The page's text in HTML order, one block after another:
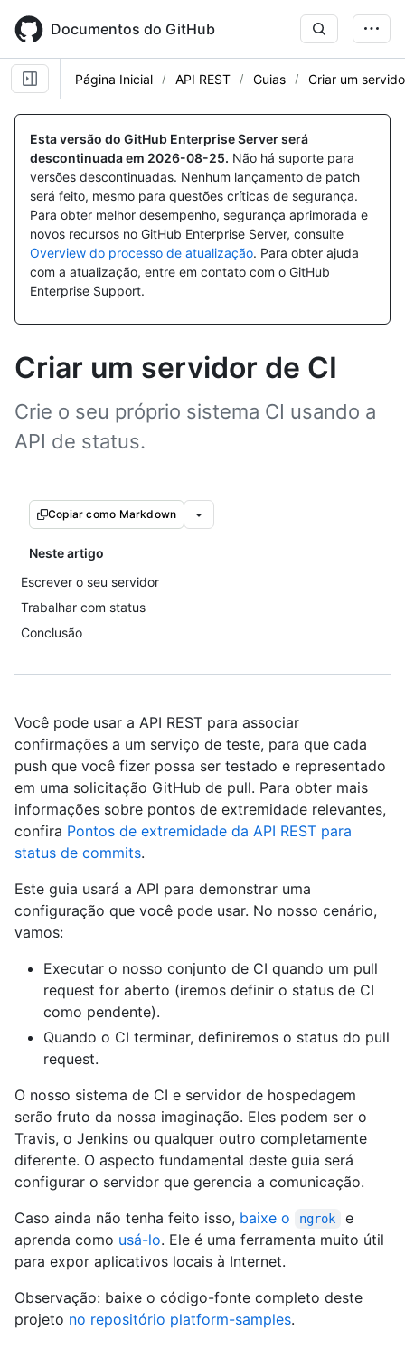
main
content
Documentos do GitHub
Página Inicial API REST Guias Criar um
Esta versão do GitHub Enterprise Server será
descontinuada em 2026-08-25. Não há suporte para
versões descontinuadas. Nenhum lançamento de patch
será feito, mesmo para questões críticas de segurança.
Para obter melhor desempenho, segurança aprimorada e
novos recursos no GitHub Enterprise Server, consulte
Overview do processo de atualização. Para obter ajuda
com a atualização, entre em contato com o GitHub
Enterprise Support.
Criar um servidor de CI
Crie o seu próprio sistema CI usando a
API de status.
Copiar como Markdown
Neste artigo
Escrever o seu servidor
Trabalhar com status
Conclusão
Você pode usar a API REST para associar
confirmações a um serviço de teste, para que cada
push que você fizer possa ser testado e representado
em uma solicitação GitHub de pull. Para obter mais
informações sobre pontos de extremidade relevantes,
confira Pontos de extremidade da API REST para
status de commits.
Este guia usará a API para demonstrar uma
configuração que você pode usar. No nosso cenário,
vamos:
Executar o nosso conjunto de CI quando um pull
request for aberto (iremos definir o status de CI
como pendente).
Quando o CI terminar, definiremos o status do pull
request.
O nosso sistema de CI e servidor de hospedagem
serão fruto da nossa imaginação. Eles podem ser o
Travis, o Jenkins ou qualquer outro completamente
diferente. O aspecto fundamental deste guia será
configurar o servidor que gerencia a comunicação.
Caso ainda não tenha feito isso, baixe o ngrok
e
aprenda como usá-lo. Ele é uma ferramenta muito útil
para expor aplicativos locais à Internet.
Observação: baixe o código-fonte completo deste
projeto no repositório platform-samples.